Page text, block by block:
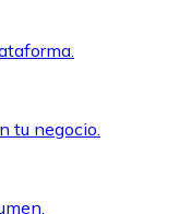
tu negocio.